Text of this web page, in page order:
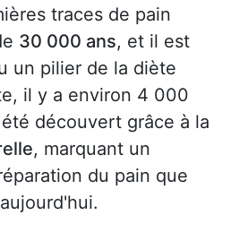
traces de pain
30 000 ans, et il est
un pilier de la diète
il y a environ 4 000
découvert grâce à la
, marquant un
du pain que